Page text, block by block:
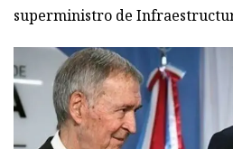
superministro de